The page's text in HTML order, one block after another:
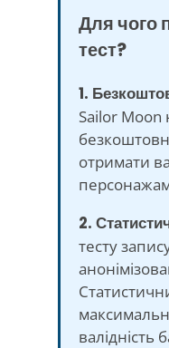
Для чого
тест?
1.
Sailor Moon
отримати
2.
тесту
валідність